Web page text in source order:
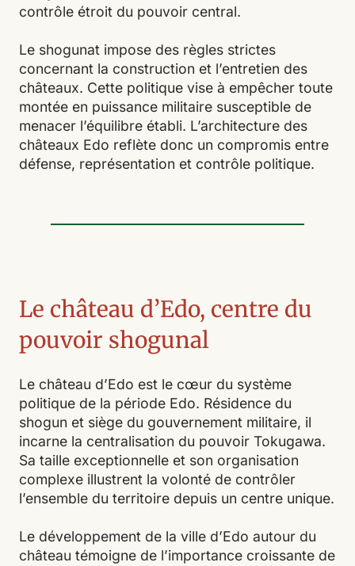
contrôle étroit du pouvoir central.
Le shogunat impose des règles strictes
concernant la construction et l’entretien des
châteaux. Cette politique vise à empêcher toute
montée en puissance militaire susceptible de
menacer l’équilibre établi. L’architecture des
châteaux Edo reflète donc un compromis entre
défense, représentation et contrôle politique.
Le château d’Edo, centre du
pouvoir shogunal
Le château d’Edo est le cœur du système
politique de la période Edo. Résidence du
shogun et siège du gouvernement militaire, il
incarne la centralisation du pouvoir Tokugawa.
Sa taille exceptionnelle et son organisation
complexe illustrent la volonté de contrôler
l’ensemble du territoire depuis un centre unique.
Le développement de la ville d’Edo autour du
château témoigne de l’importance croissante de